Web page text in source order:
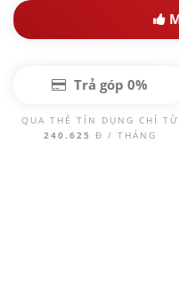
Trả góp 0%
QUA THẺ TÍN DỤNG CHỈ TỪ
240.625 Đ / THÁNG